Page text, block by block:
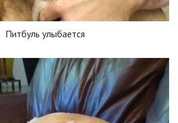
Питбуль улыбается